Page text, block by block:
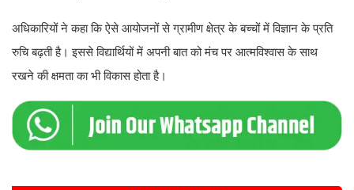
अधिकारियों ने कहा कि ऐसे आयोजनों से ग्रामीण क्षेत्र के बच्चों में विज्ञान के प्रति
रुचि बढ़ती है। इससे विद्यार्थियों में अपनी बात को मंच पर आत्मविश्वास के साथ
रखने की क्षमता का भी विकास होता है।